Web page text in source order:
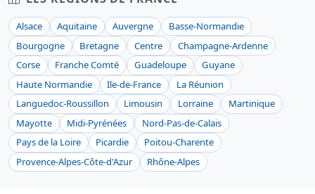
Alsace Aquitaine Auvergne
Basse-Normandie
Bourgogne
Bretagne Centre
Champagne-Ardenne
Corse
Franche Comté Guadeloupe
Guyane
Haute Normandie
Ile-de-France
La Réunion
Languedoc-Roussillon
Limousin Lorraine
Martinique
Mayotte
Midi-Pyrénées
Nord-Pas-de-Calais
Pays de la Loire
Picardie
Poitou-Charente
Provence-Alpes-Côte-d'Azur
Rhône-Alpes